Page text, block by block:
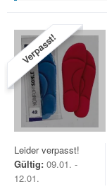
Verpasst!
Leider verpasst!
Gültig: 09.01. -
12.01.